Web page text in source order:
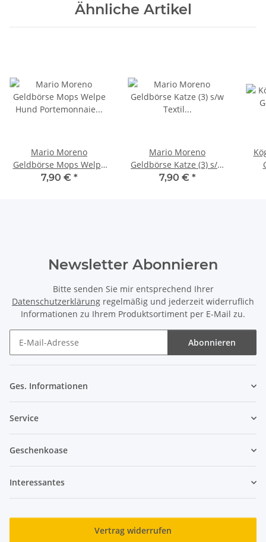
Ähnliche Artikel
Mario Moreno
Geldbörse Mops Welpe
Hund Portemonnaie
7,90 € *
Mario Moreno
Geldbörse Katze (3) s/w
Textil Portemonnaie
7,90 € *
Newsletter Abonnieren
Bitte senden Sie mir entsprechend Ihrer
Datenschutzerklärung regelmäßig und jederzeit widerruflich
Informationen zu Ihrem Produktsortiment per E-Mail zu.
Abonnieren
Ges. Informationen
Service
Geschenkoase
Interessantes
Vertrag widerrufen